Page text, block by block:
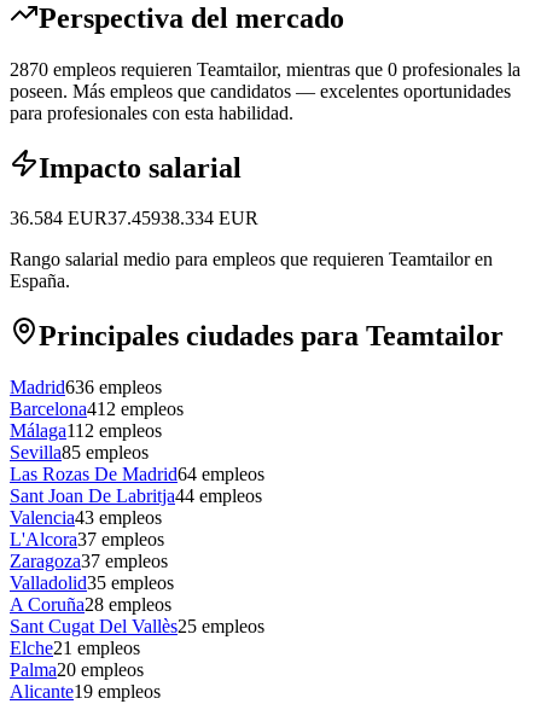
Perspectiva del mercado
2870 empleos requieren Teamtailor, mientras que 0 profesionales la
poseen. Más empleos que candidatos — excelentes oportunidades
para profesionales con esta habilidad.
Impacto salarial
36.584 EUR37.45938.334 EUR
Rango salarial medio para empleos que requieren Teamtailor en
España.
Principales ciudades para Teamtailor
Madrid636 empleos
Barcelona412 empleos
Málaga112 empleos
Sevilla85 empleos
Las Rozas De Madrid64 empleos
Sant Joan De Labritja44 empleos
Valencia43 empleos
L'Alcora37 empleos
Zaragoza37 empleos
Valladolid35 empleos
A Coruña28 empleos
Sant Cugat Del Vallès25 empleos
Elche21 empleos
Palma20 empleos
Alicante19 empleos